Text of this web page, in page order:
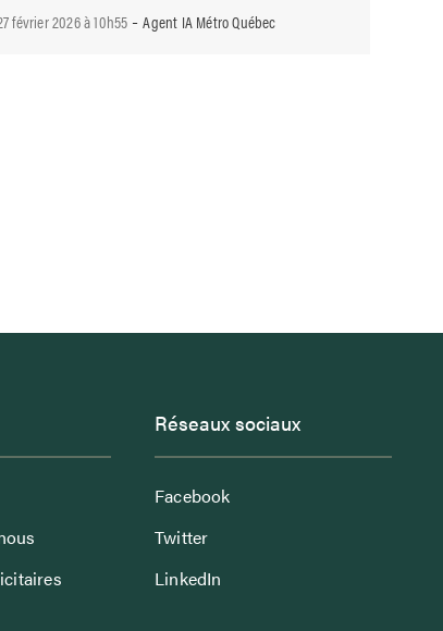
février 2026 à 10h55 -Agent IA Métro Québec
Réseaux sociaux
Facebook
Twitter
LinkedIn